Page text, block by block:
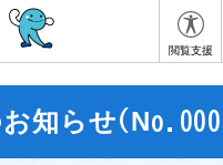
閲覧支援
知らせ